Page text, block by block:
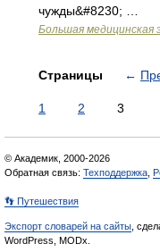
чужды&#8230; …
Большая медицинская
Страницы ←
1 2 3
© Академик, 2000-2026
Обратная связь: Техподдержка
👣 Путешествия
Экспорт словарей на сайты ,
WordPress, MODx.